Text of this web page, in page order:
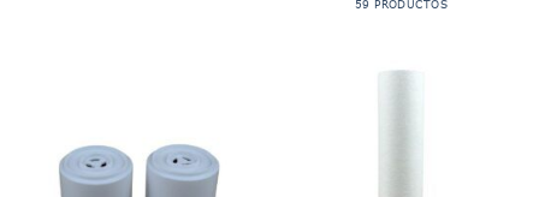
59 PRODUCTOS